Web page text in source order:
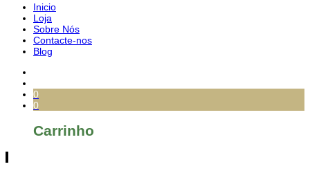
Inicio
Loja
Sobre Nós
Contacte-nos
Blog
0
0
Carrinho